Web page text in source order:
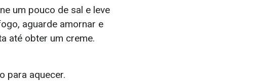
um pouco de sal e leve
aguarde amornar e
até obter um creme.
para aquecer.